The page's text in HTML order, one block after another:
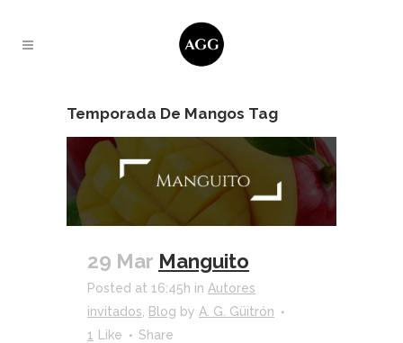
Temporada De Mangos Tag
29 Mar Manguito
Posted at 16:45h in Autores
invitados Blog by A. G. Güitrón
1 Like Share